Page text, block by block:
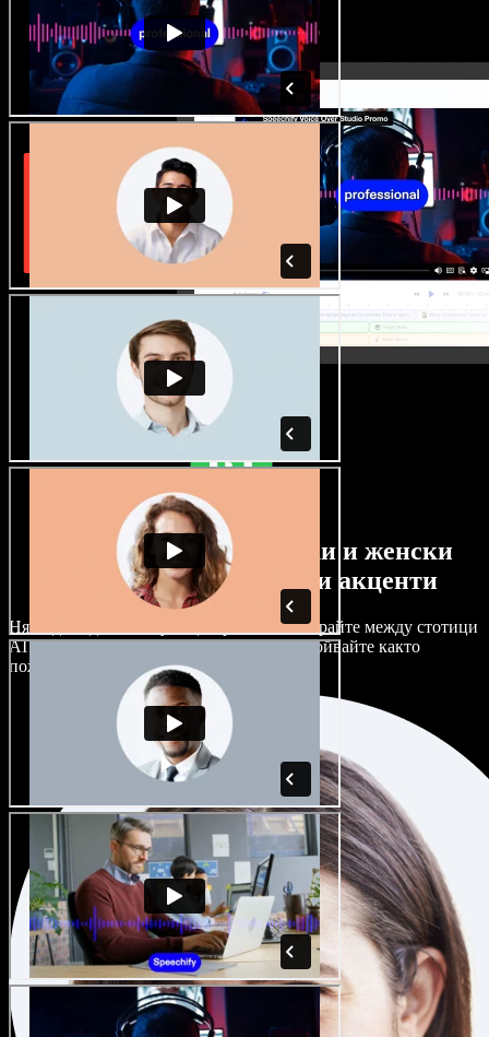
Огромен избор от мъжки и женски
гласове с най-различни акценти
Няма два еднакво звучащи проекта. Избирайте между стотици
AI гласови актьори и акценти и ги настройвайте както
пожелаете.